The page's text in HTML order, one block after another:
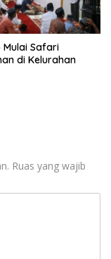
Mulai Safari
di Kelurahan
Ruas yang wajib